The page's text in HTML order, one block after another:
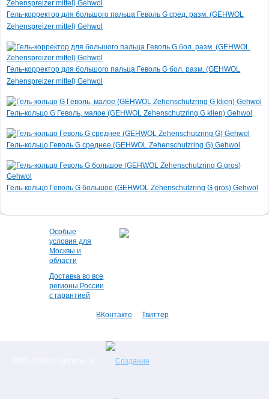
Гель-корректор для большого пальца Геволь G сред. разм. (GEHWOL
Zehenspreizer mittel) Gehwol
Гель-корректор для большого пальца Геволь G бол. разм. (GEHWOL
Zehenspreizer mittel) Gehwol
Гель-кольцо G Геволь, малое (GEHWOL Zehenschutzring G klien) Gehwol
Гель-кольцо Геволь G среднее (GEHWOL Zehenschutzring G) Gehwol
Гель-кольцо Геволь G большое (GEHWOL Zehenschutzring G gros) Gehwol
Особые
условия для
Москвы и
области
Доставка во все
регионы России
с гарантией
ВКонтакте Твиттер